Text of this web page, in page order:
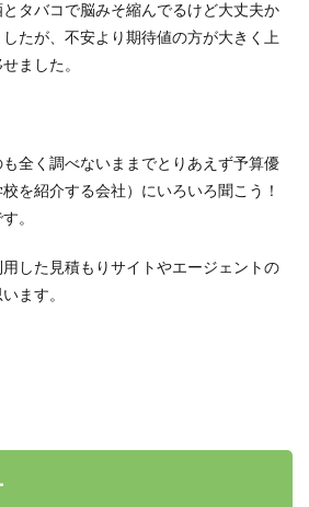
タバコで脳みそ縮んでるけど大丈夫か
たが、不安より期待値の方が大きく上
ました。
全く調べないままでとりあえず予算優
を紹介する会社）にいろいろ聞こう！
。
した見積もりサイトやエージェントの
ます。